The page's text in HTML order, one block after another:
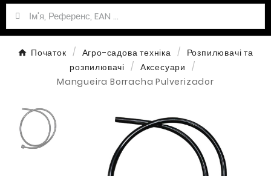
Початок Агро-садова техніка
Розпилювачі та
розпилювачі
Аксесуари
Mangueira Borracha Pulverizador